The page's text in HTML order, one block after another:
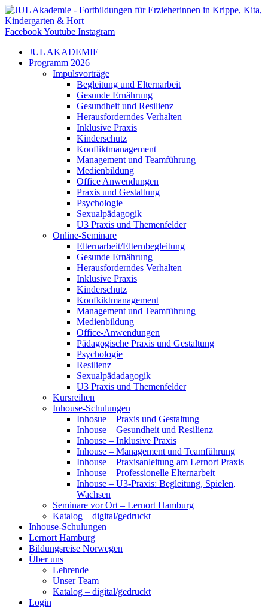
Zum
Inhalt
springen
FacebookYoutube Instagram
JUL AKADEMIE
Programm 2026
Impulsvorträge
Begleitung und Elternarbeit
Gesunde Ernährung
Gesundheit und Resilienz
Herausforderndes Verhalten
Inklusive Praxis
Kinderschutz
Konfliktmanagement
Management und Teamführung
Medienbildung
Office Anwendungen
Praxis und Gestaltung
Psychologie
Sexualpädagogik
U3 Praxis und Themenfelder
Online-Seminare
Elternarbeit/Elternbegleitung
Gesunde Ernährung
Herausforderndes Verhalten
Inklusive Praxis
Kinderschutz
Konfkiktmanagement
Management und Teamführung
Medienbildung
Office-Anwendungen
Pädagogische Praxis und Gestaltung
Psychologie
Resilienz
Sexualpädadagogik
U3 Praxis und Themenfelder
Kursreihen
Inhouse-Schulungen
Inhosue – Praxis und Gestaltung
Inhouse – Gesundheit und Resilienz
Inhouse – Inklusive Praxis
Inhouse – Management und Teamführung
Inhouse – Praxisanleitung am Lernort Praxis
Inhouse – Professionelle Elternarbeit
Inhouse – U3-Praxis: Begleitung, Spielen,
Wachsen
Seminare vor Ort – Lernort Hamburg
Katalog – digital/gedruckt
Inhouse-Schulungen
Lernort Hamburg
Bildungsreise Norwegen
Über uns
Lehrende
Unser Team
Katalog – digital/gedruckt
Login